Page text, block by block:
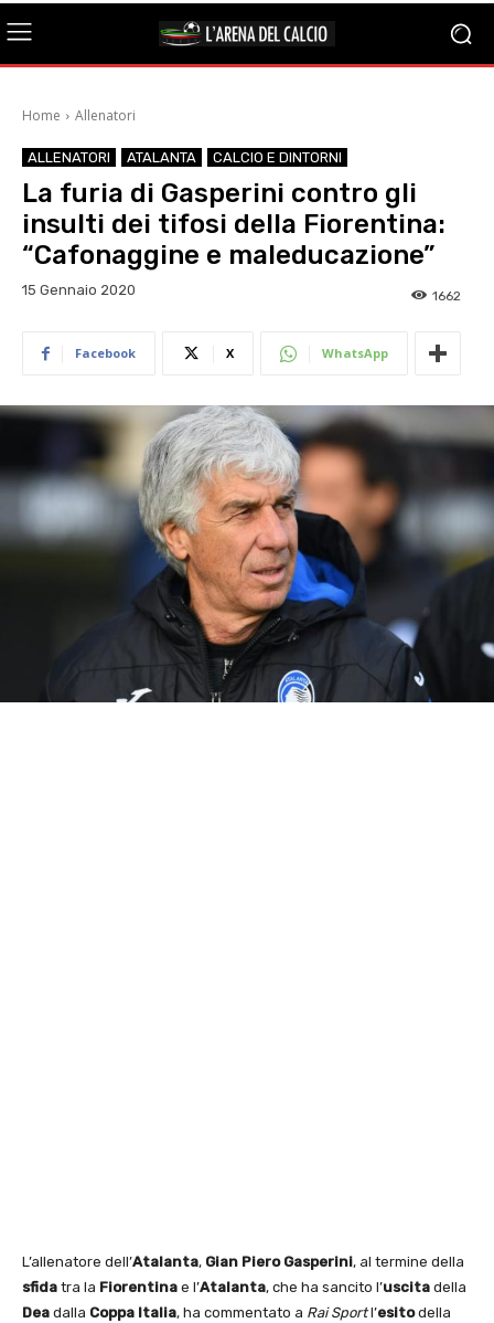
Home Allenatori
ALLENATORI ATALANTA CALCIO E DINTORNI
La furia di Gasperini contro gli
insulti dei tifosi della Fiorentina:
“Cafonaggine e maleducazione”
15 Gennaio 2020 1662
Facebook X WhatsApp
L’allenatore dell’Atalanta, Gian Piero Gasperini, al termine della
sfida tra la Fiorentina e l’Atalanta, che ha sancito l’uscita della
Dea dalla Coppa Italia, ha commentato a Rai Sportl’esitodella